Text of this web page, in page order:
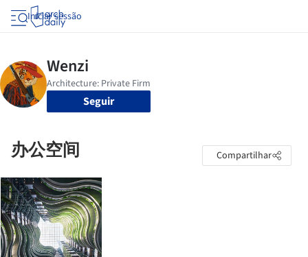
Iniciar sessão
Seguir
办公空间 Compartilhar